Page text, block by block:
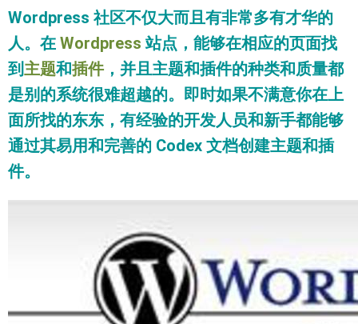
Wordpress 社区不仅大而且有非常多有才华的
人。在 Wordpress站点，能够在相应的页面找
到主题和插件，并且主题和插件的种类和质量都
是别的系统很难超越的。即时如果不满意你在上
面所找的东东，有经验的开发人员和新手都能够
通过其易用和完善的 Codex 文档创建主题和插
件。